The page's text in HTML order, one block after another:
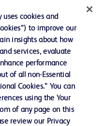
uses cookies and
to improve our
insights about how
services, evaluate
performance
of all non-Essential
Cookies.” You can
using the Your
of any page on this
review our Privacy